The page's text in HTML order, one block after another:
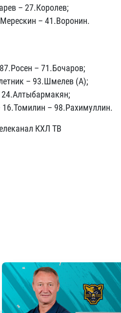
– 27.Королев;
– 41.Воронин.
– 71.Бочаров;
– 93.Шмелев (А);
– 98.Рахимуллин.
КХЛ ТВ